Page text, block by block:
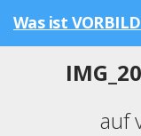
Was ist
auf